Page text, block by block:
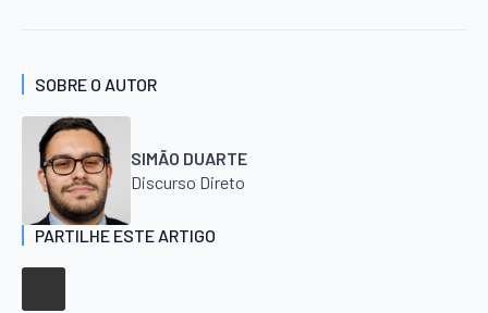
SOBRE O AUTOR
SIMÃO DUARTE
Discurso Direto
PARTILHE ESTE ARTIGO